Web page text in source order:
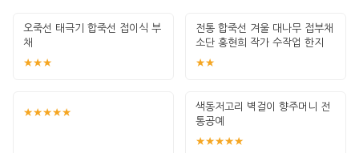
오죽선 태극기 합죽선 접이식 부
채
★★★
전통 합죽선 겨울 대나무 접부채
소단 홍현희 작가 수작업 한지
그림 고급
★★
★★★★★
색동저고리 벽걸이 향주머니 전
통공예
★★★★★